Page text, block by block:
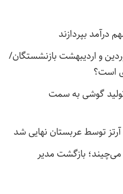
و اردیبهشت بازنشستگان/
است؟
گوشی به سمت
بازگشت مدیر